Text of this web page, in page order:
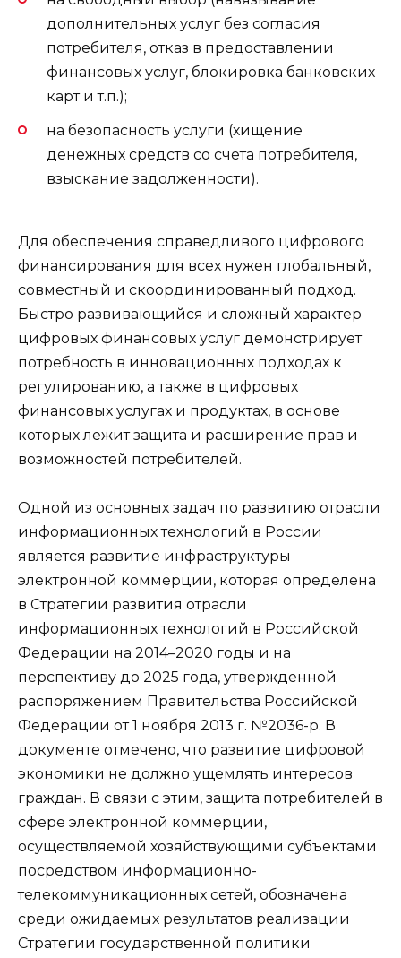
дополнительных услуг без согласия
потребителя, отказ в предоставлении
финансовых услуг, блокировка банковских
карт и т.п.);
на безопасность услуги (хищение
денежных средств со счета потребителя,
взыскание задолженности).
Для обеспечения справедливого цифрового
финансирования для всех нужен глобальный,
совместный и скоординированный подход.
Быстро развивающийся и сложный характер
цифровых финансовых услуг демонстрирует
потребность в инновационных подходах к
регулированию, а также в цифровых
финансовых услугах и продуктах, в основе
которых лежит защита и расширение прав и
возможностей потребителей.
Одной из основных задач по развитию отрасли
информационных технологий в России
является развитие инфраструктуры
электронной коммерции, которая определена
в Стратегии развития отрасли
информационных технологий в Российской
Федерации на 2014–2020 годы и на
перспективу до 2025 года, утвержденной
распоряжением Правительства Российской
Федерации от 1 ноября 2013 г. №2036-р. В
документе отмечено, что развитие цифровой
экономики не должно ущемлять интересов
граждан. В связи с этим, защита потребителей в
сфере электронной коммерции,
осуществляемой хозяйствующими субъектами
посредством информационно-
телекоммуникационных сетей, обозначена
среди ожидаемых результатов реализации
Стратегии государственной политики